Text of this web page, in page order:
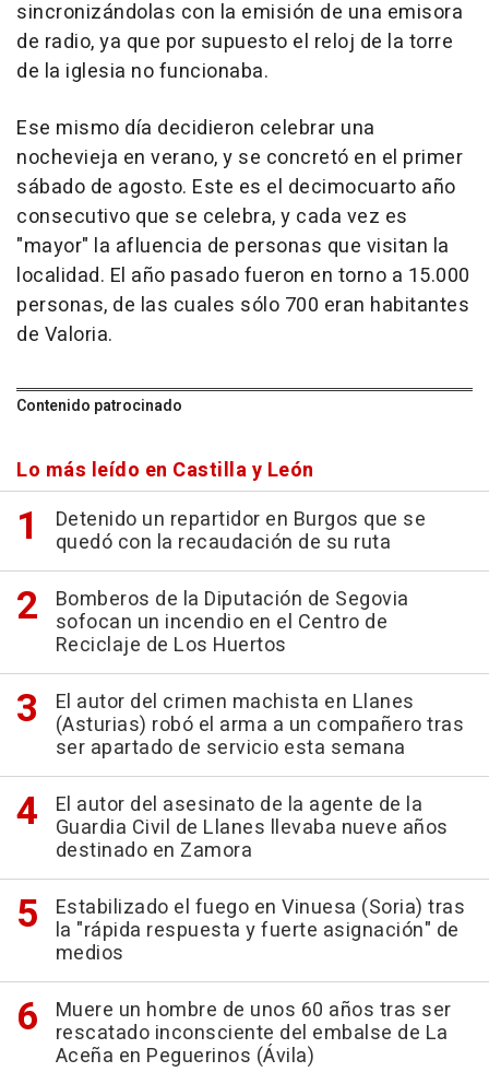
sincronizándolas con la emisión de una emisora
de radio, ya que por supuesto el reloj de la torre
de la iglesia no funcionaba.
Ese mismo día decidieron celebrar una
nochevieja en verano, y se concretó en el primer
sábado de agosto. Este es el decimocuarto año
consecutivo que se celebra, y cada vez es
"mayor" la afluencia de personas que visitan la
localidad. El año pasado fueron en torno a 15.000
personas, de las cuales sólo 700 eran habitantes
de Valoria.
Contenido patrocinado
Lo más leído en Castilla y León
Detenido un repartidor en Burgos que se
quedó con la recaudación de su ruta
Bomberos de la Diputación de Segovia
sofocan un incendio en el Centro de
Reciclaje de Los Huertos
El autor del crimen machista en Llanes
(Asturias) robó el arma a un compañero tras
ser apartado de servicio esta semana
El autor del asesinato de la agente de la
Guardia Civil de Llanes llevaba nueve años
destinado en Zamora
Estabilizado el fuego en Vinuesa (Soria) tras
la "rápida respuesta y fuerte asignación" de
medios
Muere un hombre de unos 60 años tras ser
rescatado inconsciente del embalse de La
Aceña en Peguerinos (Ávila)